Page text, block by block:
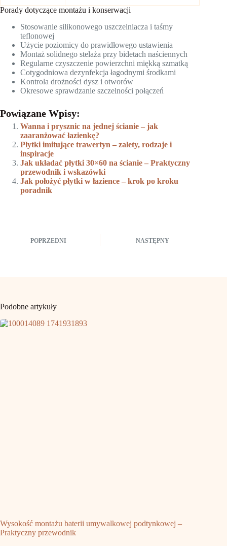
Porady dotyczące montażu i konserwacji
Stosowanie silikonowego uszczelniacza i taśmy
teflonowej
Użycie poziomicy do prawidłowego ustawienia
Montaż solidnego stelaża przy bidetach naściennych
Regularne czyszczenie powierzchni miękką szmatką
Cotygodniowa dezynfekcja łagodnymi środkami
Kontrola drożności dysz i otworów
Okresowe sprawdzanie szczelności połączeń
Powiązane Wpisy:
Wanna i prysznic na jednej ścianie – jak
zaaranżować łazienkę?
Płytki imitujące trawertyn – zalety, rodzaje i
inspiracje
Jak układać płytki 30×60 na ścianie – Praktyczny
przewodnik i wskazówki
Jak położyć płytki w łazience – krok po kroku
poradnik
POPRZEDNI NASTĘPNY
Podobne artykuły
Wysokość montażu baterii umywalkowej podtynkowej –
Praktyczny przewodnik